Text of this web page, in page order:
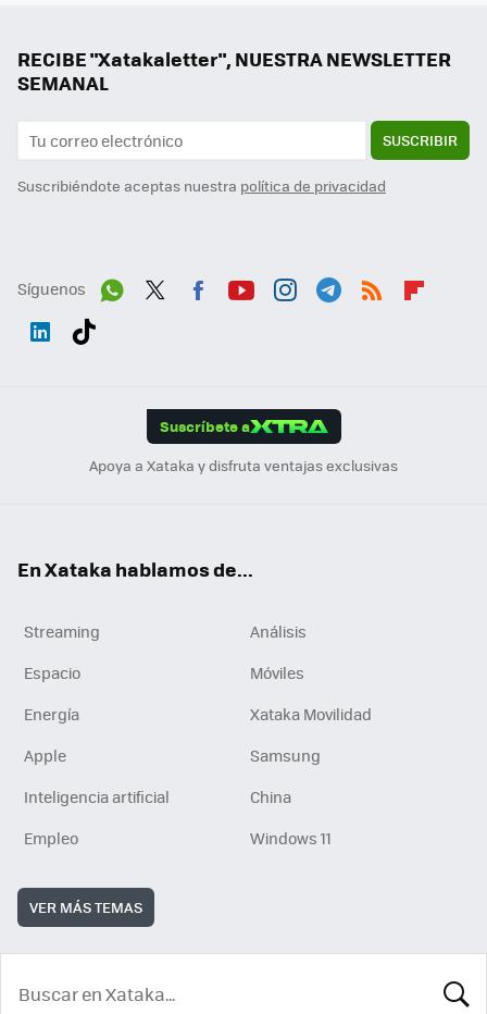
RECIBE "Xatakaletter", NUESTRA NEWSLETTER
SEMANAL
SUSCRIBIR
Suscribiéndote aceptas nuestra política de privacidad
Síguenos
Suscríbete a
Apoya a Xataka y disfruta ventajas exclusivas
En Xataka hablamos de...
Streaming
Análisis
Espacio
Móviles
Energía
Xataka Movilidad
Apple
Samsung
Inteligencia artificial
China
Empleo
Windows 11
VER MÁS TEMAS